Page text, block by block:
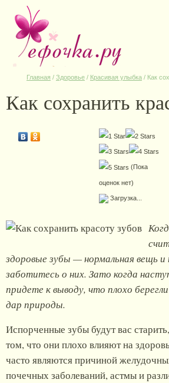
Главная / Здоровье / Красивая улыбка / Как
Как сохранить
(Пока
оценок нет)
Загрузка...
здоровые зубы — нормальная вещь и
заботитесь о них. Зато когда
придете к выводу, что плохо
дар природы.
Испорченные зубы будут вас
том, что они плохо влияют на
часто являются причиной
почечных заболеваний, астмы и